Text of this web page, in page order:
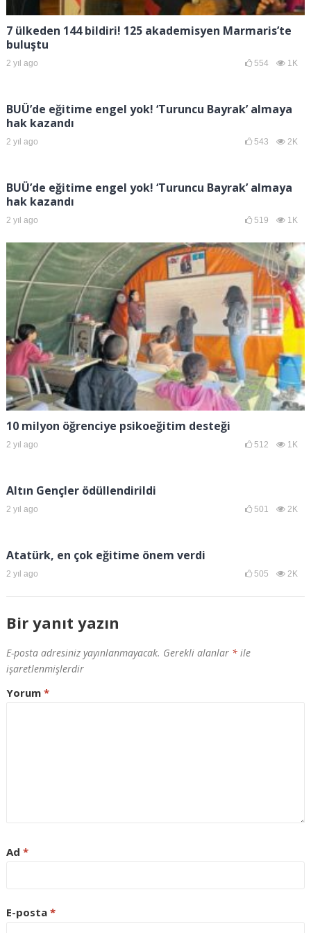
7 ülkeden 144 bildiri! 125 akademisyen Marmaris’te
buluştu
2 yıl ago 554 1K
BUÜ’de eğitime engel yok! ‘Turuncu Bayrak’ almaya
hak kazandı
2 yıl ago 543 2K
BUÜ’de eğitime engel yok! ‘Turuncu Bayrak’ almaya
hak kazandı
2 yıl ago 519 1K
10 milyon öğrenciye psikoeğitim desteği
2 yıl ago 512 1K
Altın Gençler ödüllendirildi
2 yıl ago 501 2K
Atatürk, en çok eğitime önem verdi
2 yıl ago 505 2K
Bir yanıt yazın
E-posta adresiniz yayınlanmayacak. Gerekli alanlar *ile
işaretlenmişlerdir
Yorum *
Ad *
E-posta *